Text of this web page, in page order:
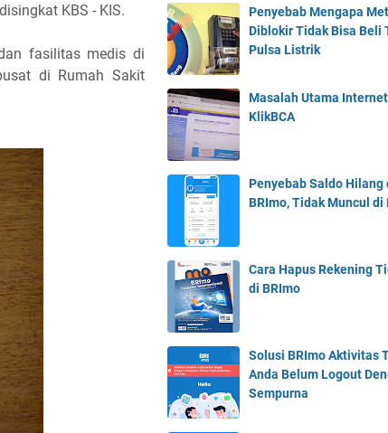
KBS - KIS.
fasilitas medis di
di Rumah Sakit
Penyebab Mengapa
Diblokir Tidak Bisa Beli
Pulsa Listrik
Masalah Utama
KlikBCA
Penyebab Saldo Hilang
BRImo, Tidak Muncul di
Cara Hapus Rekening
di BRImo
Solusi BRImo Aktivitas
Anda Belum Logout
Sempurna